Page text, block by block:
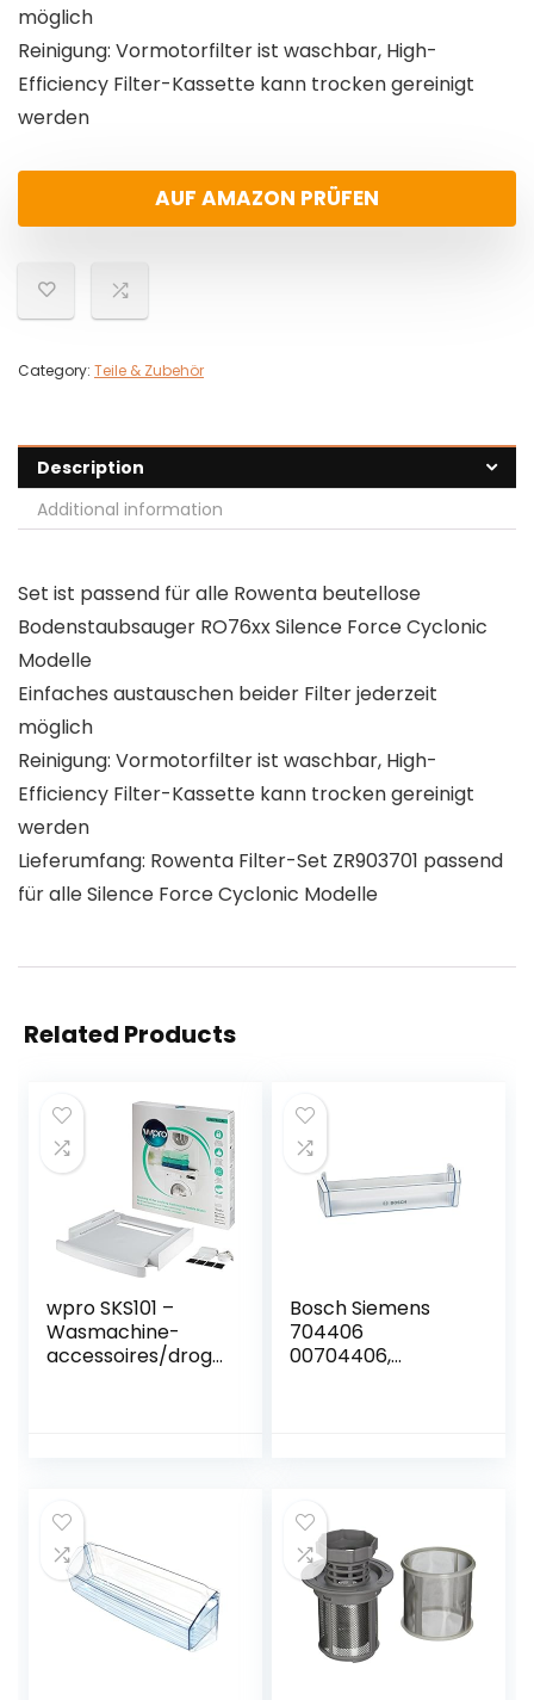
möglich
Reinigung: Vormotorfilter ist waschbar, High-
Efficiency Filter-Kassette kann trocken gereinigt
werden
AUF AMAZON PRÜFEN
Category: Teile & Zubehör
Description
Additional information
Set ist passend für alle Rowenta beutellose
Bodenstaubsauger RO76xx Silence Force Cyclonic
Modelle
Einfaches austauschen beider Filter jederzeit
möglich
Reinigung: Vormotorfilter ist waschbar, High-
Efficiency Filter-Kassette kann trocken gereinigt
werden
Lieferumfang: Rowenta Filter-Set ZR903701 passend
für alle Silence Force Cyclonic Modelle
Related Products
wpro SKS101 –
Wasmachine-
accessoires/droge
voor alle
merken/60x60cm
Bosch Siemens
704406
00704406,
koelkast,
koelkastdeur,
opdruk: Bosch